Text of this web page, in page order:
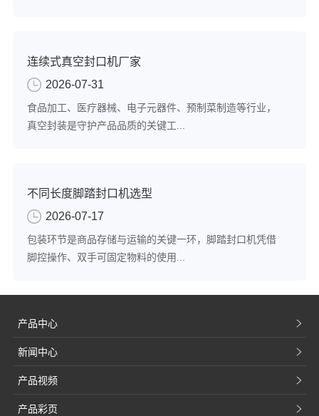
连续式真空封口机厂家
2026-07-31
食品加工、医疗器械、电子元器件、预制菜制造等行业，
真空封装是守护产品品质的关键工...
不同长度脚踏封口机选型
2026-07-17
包装环节是商品存储与运输的关键一环，脚踏封口机凭借
脚控操作、双手可固定物料的使用...
产品中心
新闻中心
产品视频
产品彩页